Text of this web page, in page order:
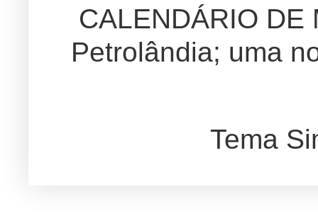
CALENDÁRIO DE
Petrolândia; uma
Tema